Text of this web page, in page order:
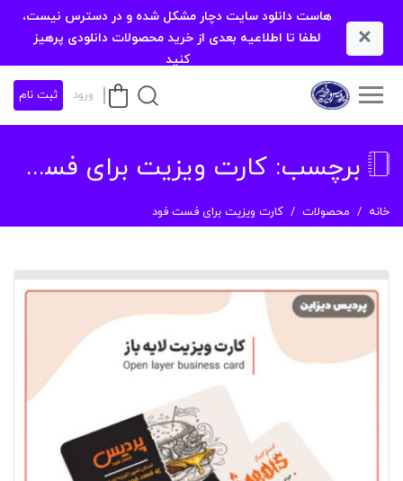
×
هاست دانلود سایت دچار مشکل شده و در دسترس نیست،
لطفا تا اطلاعیه بعدی از خرید محصولات دانلودی پرهیز
کنید
ورود ثبت نام
برچسب: کارت ویزیت برای فست فود
خانه محصولات کارت ویزیت برای فست فود